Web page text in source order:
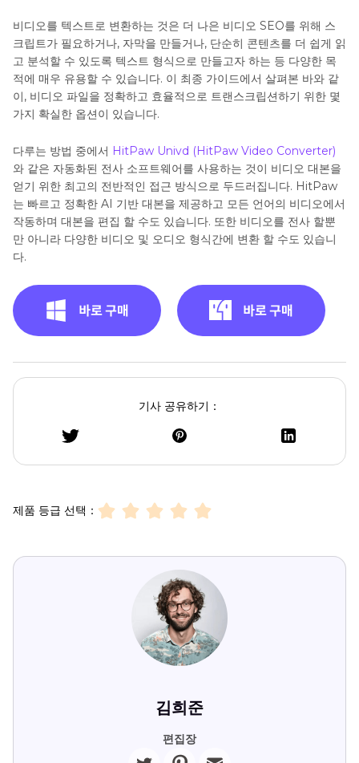
비디오를 텍스트로 변환하는 것은 더 나은 비디오 SEO를 위해 스
크립트가 필요하거나, 자막을 만들거나, 단순히 콘텐츠를 더 쉽게 읽
고 분석할 수 있도록 텍스트 형식으로 만들고자 하는 등 다양한 목
적에 매우 유용할 수 있습니다. 이 최종 가이드에서 살펴본 바와 같
이, 비디오 파일을 정확하고 효율적으로 트랜스크립션하기 위한 몇
가지 확실한 옵션이 있습니다.
다루는 방법 중에서 HitPaw Univd (HitPaw Video Converter)
와 같은 자동화된 전사 소프트웨어를 사용하는 것이 비디오 대본을
얻기 위한 최고의 전반적인 접근 방식으로 두드러집니다. HitPaw
는 빠르고 정확한 AI 기반 대본을 제공하고 모든 언어의 비디오에서
작동하며 대본을 편집 할 수도 있습니다. 또한 비디오를 전사 할뿐
만 아니라 다양한 비디오 및 오디오 형식간에 변환 할 수도 있습니
다.
기사 공유하기：
제품 등급 선택：
김희준
편집장